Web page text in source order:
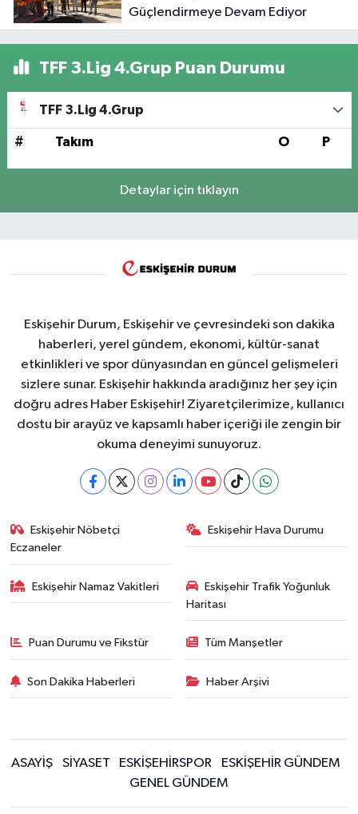
Güçlendirmeye Devam Ediyor
TFF 3.Lig 4.Grup Puan Durumu
TFF 3.Lig 4.Grup
# Takım O P
Detaylar için tıklayın
Eskişehir Durum, Eskişehir ve çevresindeki son dakika
haberleri, yerel gündem, ekonomi, kültür-sanat
etkinlikleri ve spor dünyasından en güncel gelişmeleri
sizlere sunar. Eskişehir hakkında aradığınız her şey için
doğru adres Haber Eskişehir! Ziyaretçilerimize, kullanıcı
dostu bir arayüz ve kapsamlı haber içeriği ile zengin bir
okuma deneyimi sunuyoruz.
Eskişehir Nöbetçi
Eczaneler
Eskişehir Hava Durumu
Eskişehir Namaz Vakitleri
Eskişehir Trafik Yoğunluk
Haritası
Puan Durumu ve Fikstür Tüm Manşetler
Son Dakika Haberleri Haber Arşivi
ASAYİŞ SİYASET ESKİŞEHİRSPOR
ESKİŞEHİR GÜNDEM
GENEL GÜNDEM